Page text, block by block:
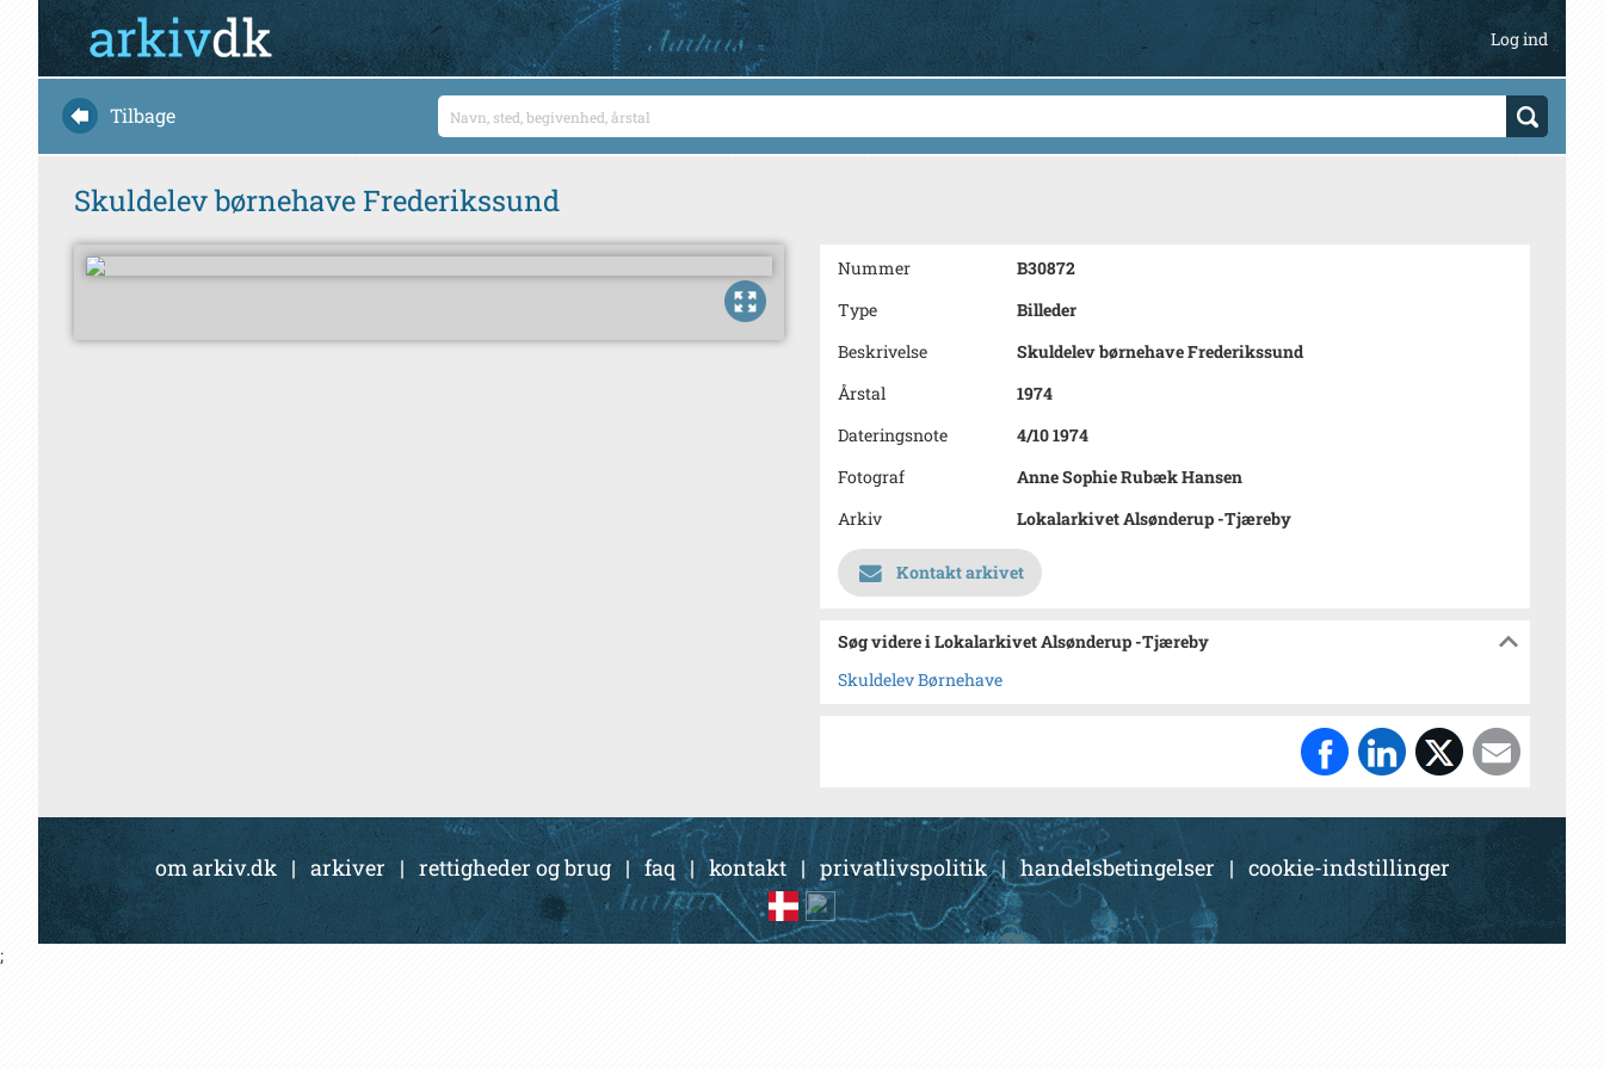
Log ind
Tilbage
Skuldelev børnehave Frederikssund
Nummer
B30872
Type
Billeder
Beskrivelse
Skuldelev børnehave Frederikssund
Årstal
1974
Dateringsnote
4/10 1974
Fotograf
Anne Sophie Rubæk Hansen
Arkiv
Lokalarkivet Alsønderup -Tjæreby
Kontakt arkivet
Søg videre i Lokalarkivet Alsønderup -Tjæreby
Skuldelev Børnehave
om arkiv.dk | arkiver| rettigheder og brug|faq |kontakt| privatlivspolitik|handelsbetingelser | cookie-indstillinger
;